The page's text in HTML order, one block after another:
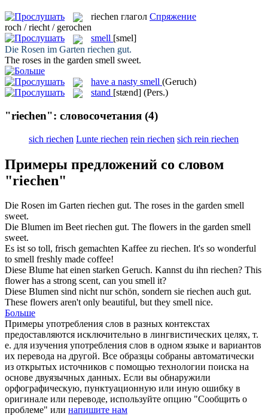
riechen глагол Спряжение
roch / riecht / gerochen
smell [smel]
Die Rosen im Garten riechen gut.
The roses in the garden smell sweet.
have a nasty smell (Geruch)
stand [stænd] (Pers.)
"riechen": словосочетания (4)
sich riechen Lunte riechen rein riechen sich rein riechen
Примеры предложений со словом
"riechen"
Die Rosen im Garten riechen gut. The roses in the garden smell
sweet.
Die Blumen im Beetriechen gut. The flowers in the garden smell
sweet.
Es ist so toll, frisch gemachten Kaffee zu riechen. It's so wonderful
to smell freshly made coffee!
Diese Blume hat einen starken Geruch. Kannst du ihn riechen? This
flower has a strong scent, can you smell it?
Diese Blumen sind nicht nur schön, sondern sie riechen auch gut.
These flowers aren't only beautiful, but they smell nice.
Больше
Примеры употребления слов в разных контекстах
предоставляются исключительно в лингвистических целях, т.
е. для изучения употребления слов в одном языке и вариантов
их перевода на другой. Все образцы собраны автоматически
из открытых источников с помощью технологии поиска на
основе двуязычных данных. Если вы обнаружили
орфографическую, пунктуационную или иную ошибку в
оригинале или переводе, используйте опцию "Сообщить о
проблеме" или напишите нам